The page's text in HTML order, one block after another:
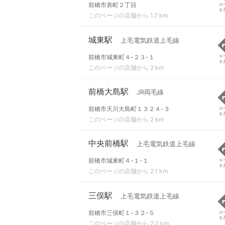
前橋市表町２丁目
このページの店舗から 1.7 km
ル
を
城東駅 上毛電気鉄道上毛線
前橋市城東町４-２３-１
このページの店舗から 2 km
ル
を
前橋大島駅 JR両毛線
前橋市天川大島町１３２４-３
このページの店舗から 2 km
ル
を
中央前橋駅 上毛電気鉄道上毛線
前橋市城東町４-１-１
このページの店舗から 2.1 km
ル
を
三俣駅 上毛電気鉄道上毛線
前橋市三俣町１-３２-５
このページの店舗から 2.2 km
ル
を